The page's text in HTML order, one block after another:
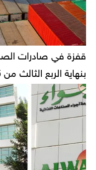
بنهاية الربع الثالث من 2025